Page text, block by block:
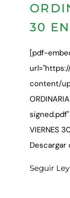
30
[pdf-
content/
signed.pdf"
VIERNES
Descargar
Seguir